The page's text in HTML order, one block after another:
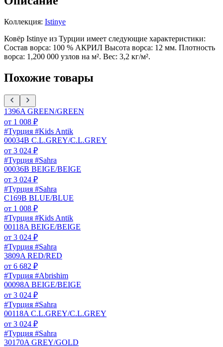
Коллекция: Istinye
Ковёр Istinye из Турции имеет следующие характеристики:
Состав ворса: 100 % АКРИЛ Высота ворса: 12 мм. Плотность
ворса: 1,200 000 узлов на м². Вес: 3,2 кг/м².
Похожие товары
1396A GREEN/GREEN
от 1 008 ₽
#Турция #Kids Antik
00034B C.L.GREY/C.L.GREY
от 3 024 ₽
#Турция #Sahra
00036B BEIGE/BEIGE
от 3 024 ₽
#Турция #Sahra
C169B BLUE/BLUE
от 1 008 ₽
#Турция #Kids Antik
00118A BEIGE/BEIGE
от 3 024 ₽
#Турция #Sahra
3809A RED/RED
от 6 682 ₽
#Турция #Abrishim
00098A BEIGE/BEIGE
от 3 024 ₽
#Турция #Sahra
00118A C.L.GREY/C.L.GREY
от 3 024 ₽
#Турция #Sahra
30170A GREY/GOLD